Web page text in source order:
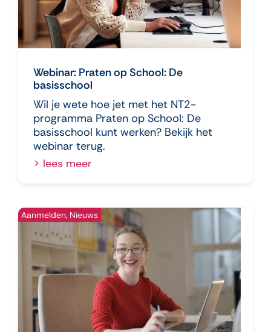
Webinar: Praten op School: De
basisschool
Wil je wete hoe jet met het NT2-
programma Praten op School: De
basisschool kunt werken? Bekijk het
webinar terug.
> lees meer
Aanmelden, Nieuws